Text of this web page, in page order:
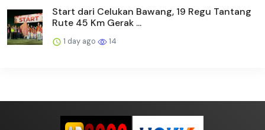
Start dari Celukan Bawang, 19 Regu Tantang
Rute 45 Km Gerak ...
1 day ago 14